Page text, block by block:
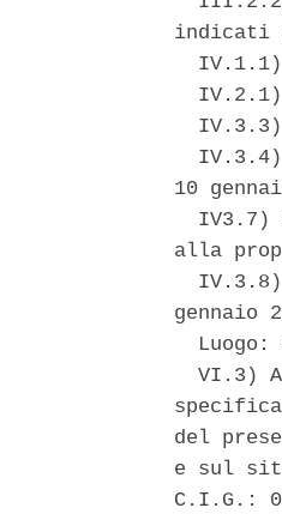
indicati
10
IV3.7)
alla
gennaio
Luogo:
VI.3)
del
e sul
C.I.G.: